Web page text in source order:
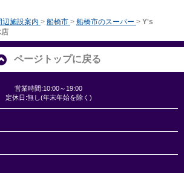
辺施設案内 > 船橋市 > 船橋市のスーパー > Y's
ページトップに戻る
営業時間:10:00～19:00
定休日:無し(年末年始を除く)